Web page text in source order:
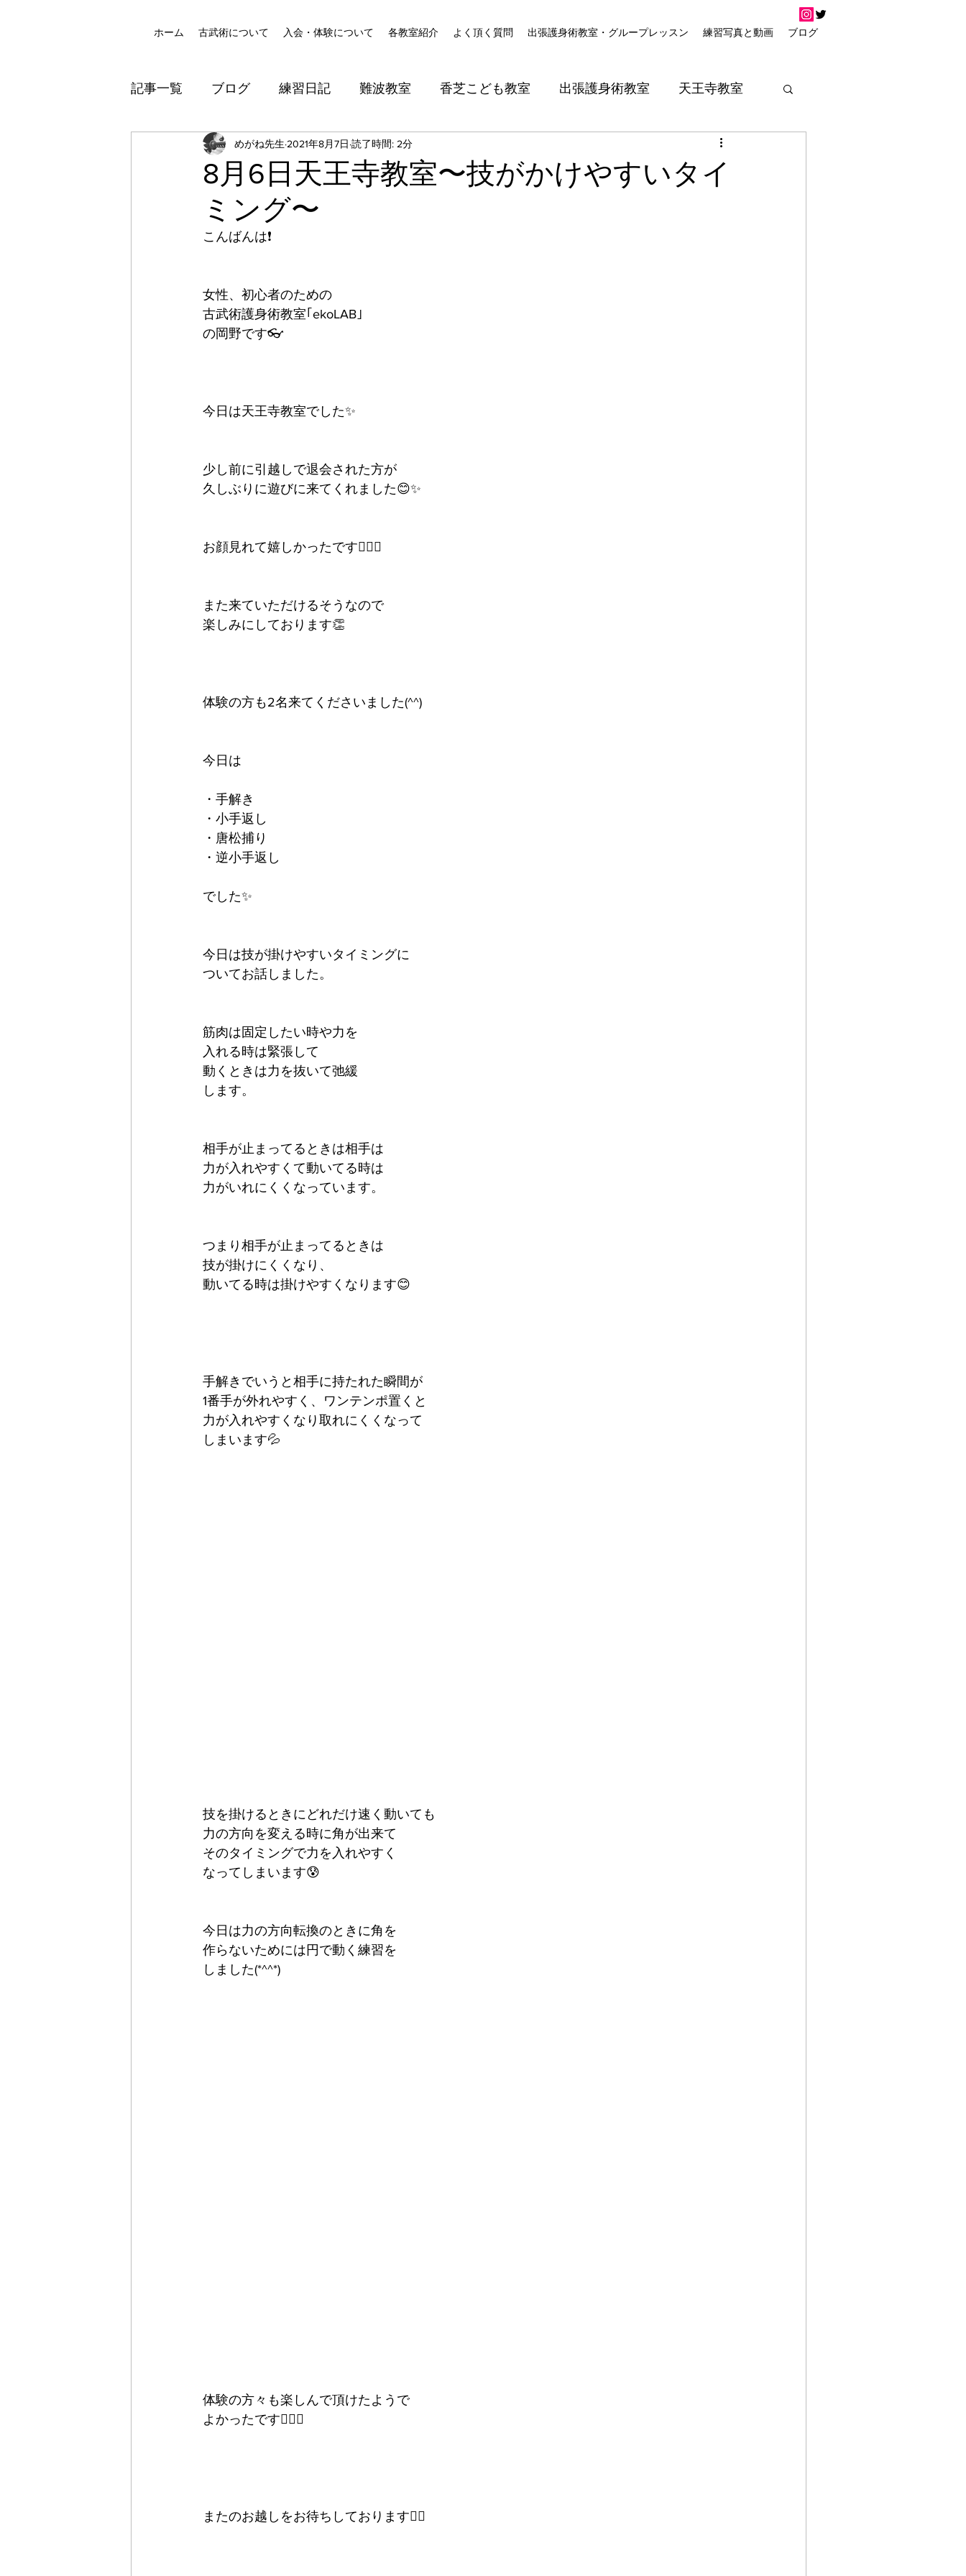
ホーム 古武術について 入会・体験について 各教室紹介 よく頂く質問 出張護身術教室・グループレッスン 練習写真と動画 ブログ
記事一覧 ブログ 練習日記 難波教室 香芝こども教室 出張護身術教室 天王寺教室
八尾道場 防犯
8月6日天王寺教室〜技がかけやすいタイ
ミング〜
めがね先生 2021年8月7日 読了時間: 2分
こんばんは❗️
女性、初心者のための
古武術護身術教室｢ekoLAB｣
の岡野です👓
今日は天王寺教室でした✨
少し前に引越しで退会された方が
久しぶりに遊びに来てくれました😊✨
お顔見れて嬉しかったです🙆‍♀️✨
また来ていただけるそうなので
楽しみにしております👏
体験の方も2名来てくださいました(^^)
今日は
・手解き
・小手返し
・唐松捕り
・逆小手返し
でした✨
今日は技が掛けやすいタイミングに
ついてお話しました。
筋肉は固定したい時や力を
入れる時は緊張して
動くときは力を抜いて弛緩
します。
相手が止まってるときは相手は
力が入れやすくて動いてる時は
力がいれにくくなっています。
つまり相手が止まってるときは
技が掛けにくくなり、
動いてる時は掛けやすくなります😊
手解きでいうと相手に持たれた瞬間が
1番手が外れやすく、ワンテンポ置くと
力が入れやすくなり取れにくくなって
しまいます💦
技を掛けるときにどれだけ速く動いても
力の方向を変える時に角が出来て
そのタイミングで力を入れやすく
なってしまいます😰
今日は力の方向転換のときに角を
作らないためには円で動く練習を
しました(*^^*)
体験の方々も楽しんで頂けたようで
よかったです🙆‍♀️✨
またのお越しをお待ちしております🙇‍♂️